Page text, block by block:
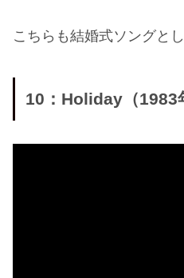
こちらも結婚式ソングと
10：Holiday（1983